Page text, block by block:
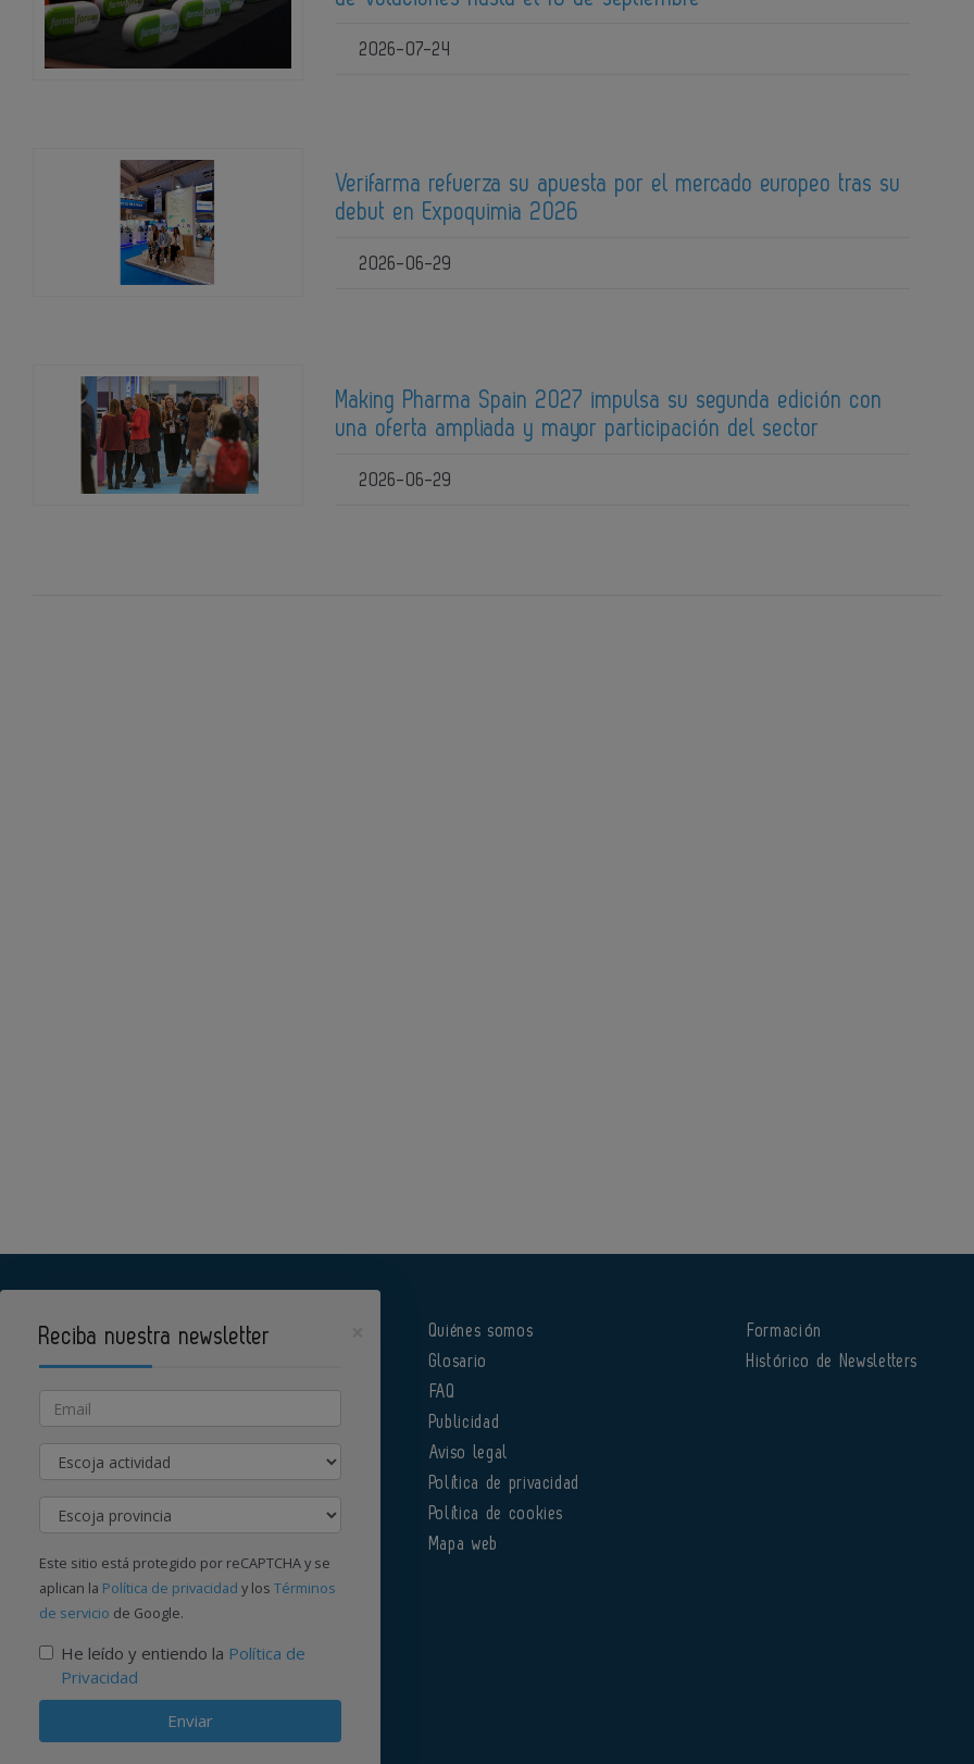
2026-07-24
Verifarma refuerza su apuesta por el mercado europeo tras su
debut en Expoquimia 2026
2026-06-29
Making Pharma Spain 2027 impulsa su segunda edición con
una oferta ampliada y mayor participación del sector
2026-06-29
Órgano institucional de la AEFI
Contacte con nosotros
Quiénes somos
Glosario
FAQ
Publicidad
Aviso legal
Política de privacidad
Política de cookies
Mapa web
Formación
Histórico de Newsletters
Reciba nuestra newsletter
Email
Actividad
Provincia
Este sitio está protegido por reCAPTCHA y se
aplican la Política de privacidad y los Términos
de servicio de Google.
He leído y entiendo la Política de
Privacidad
Enviar